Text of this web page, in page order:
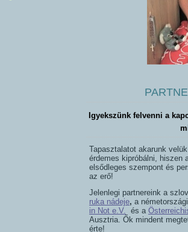
Igyekszünk felvenni a
Tapasztalatot akarunk
érdemes kipróbálni, hiszen
elsődleges szempont és
az erő!
Jelenlegi partnereink a
ruka nádeje, a németországi
in Not e.V. és a
Ausztria. Ők mindent
érte!